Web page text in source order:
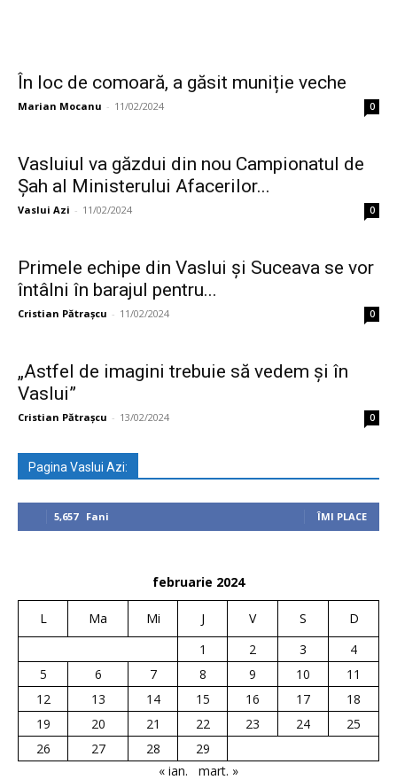
În loc de comoară, a găsit muniție veche
Marian Mocanu - 11/02/2024 0
Vasluiul va găzdui din nou Campionatul de
Șah al Ministerului Afacerilor...
Vaslui Azi - 11/02/2024 0
Primele echipe din Vaslui și Suceava se vor
întâlni în barajul pentru...
Cristian Pătrașcu - 11/02/2024 0
„Astfel de imagini trebuie să vedem și în
Vaslui”
Cristian Pătrașcu - 13/02/2024 0
Pagina Vaslui Azi:
5,657 Fani ÎMI PLACE
februarie 2024
L Ma Mi J V S
D
1
2 3
4
5
6 7 8 9 10
11
12
13 14 15 16 17
18
19
20 21 22 23 24
25
26
27 28
29
« ian.
mart. »